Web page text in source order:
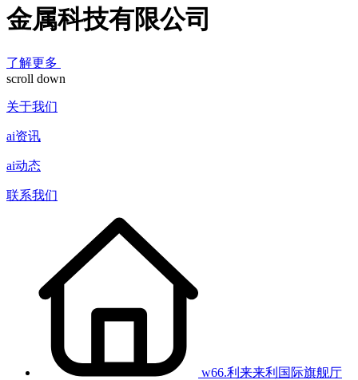
金属科技有限公司
了解更多
scroll down
关于我们
ai资讯
ai动态
联系我们
w66.利来来利国际旗舰厅